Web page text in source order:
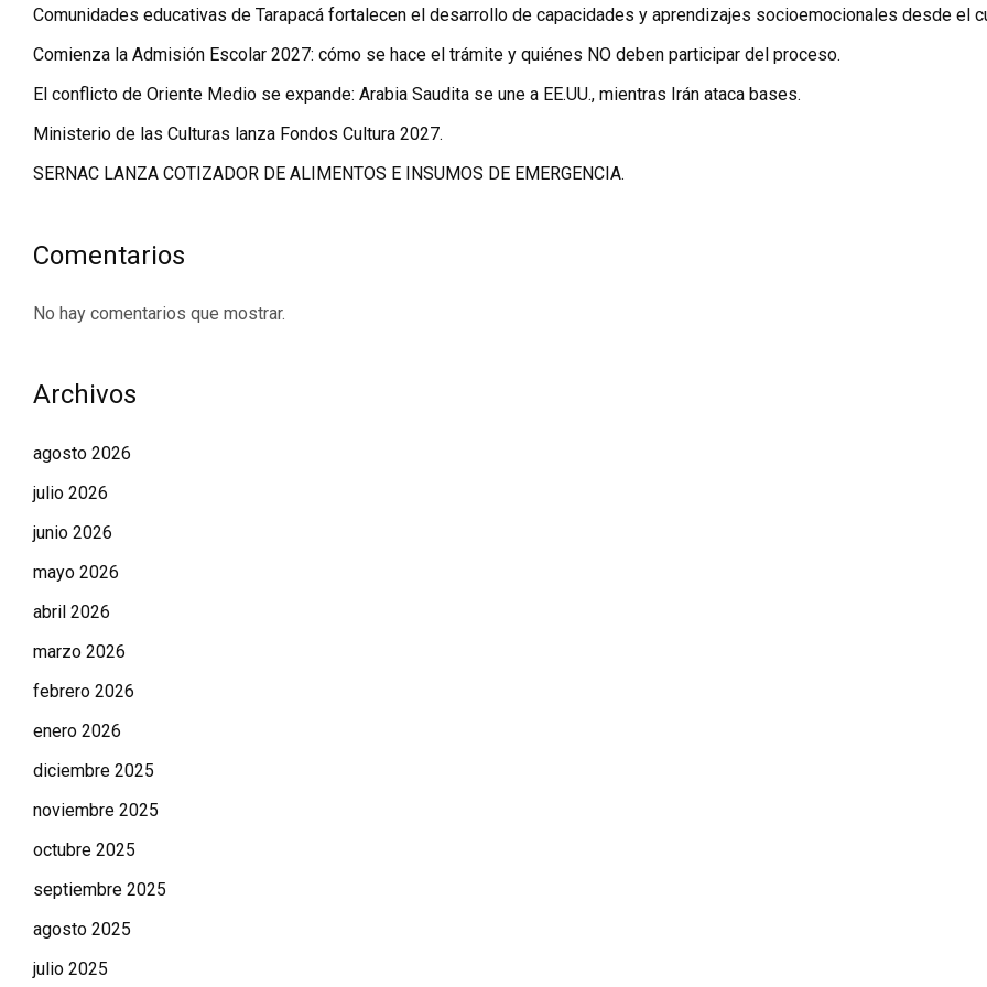
Comunidades educativas de Tarapacá fortalecen el desarrollo de capacidades y aprendizajes socioemocionales desde el
Comienza la Admisión Escolar 2027: cómo se hace el trámite y quiénes NO deben participar del proceso.
El conflicto de Oriente Medio se expande: Arabia Saudita se une a EE.UU., mientras Irán ataca bases.
Ministerio de las Culturas lanza Fondos Cultura 2027.
SERNAC LANZA COTIZADOR DE ALIMENTOS E INSUMOS DE EMERGENCIA.
Comentarios
No hay comentarios que mostrar.
Archivos
agosto 2026
julio 2026
junio 2026
mayo 2026
abril 2026
marzo 2026
febrero 2026
enero 2026
diciembre 2025
noviembre 2025
octubre 2025
septiembre 2025
agosto 2025
julio 2025